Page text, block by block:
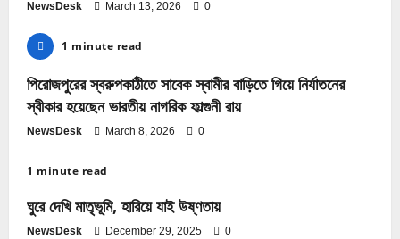
NewsDesk March 13, 2026 0
1 minute read
পিরোজপুরের স্বরুপকাঠীতে সাবেক স্বামীর বাড়িতে গিয়ে নির্যাতনের
স্বীকার হয়েছেন ভারতীয় নাগরিক ফাল্গুনী রায়
NewsDesk March 8, 2026 0
1 minute read
ঘুরে দেখি মাতৃভূমি, হারিয়ে যাই উষ্ণতায়
NewsDesk December 29, 2025 0